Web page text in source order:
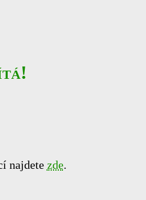
najdete zde.